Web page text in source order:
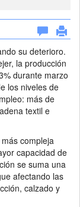
su deterioro.
la producción
durante marzo
los niveles de
más de
textil e
compleja
capacidad de
se suma una
afectando las
calzado y